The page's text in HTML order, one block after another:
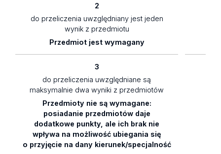
2
do przeliczenia uwzględniany jest jeden
wynik z przedmiotu
Przedmiot jest wymagany
3
do przeliczenia uwzględniane są
maksymalnie dwa wyniki z przedmiotów
Przedmioty nie są wymagane:
posiadanie przedmiotów daje
dodatkowe punkty, ale ich brak nie
wpływa na możliwość ubiegania się
o przyjęcie na dany kierunek/specjalność